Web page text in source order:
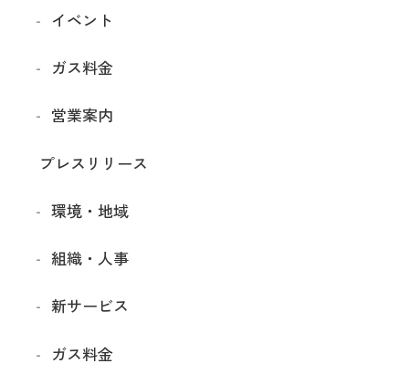
イベント
ガス料金
営業案内
プレスリリース
環境・地域
組織・人事
新サービス
ガス料金